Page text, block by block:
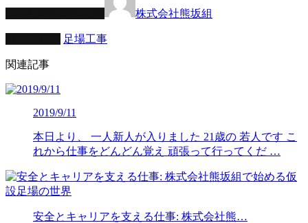
株式会社熊坂組
足場工事
関連記事
2019/9/11
本日より、 一人新人が入りました 21歳の 若人です こ
れから仕事をどんどん覚え 頑張って行ってくだ …
安全とキャリアを支える仕事: 株式会社熊…